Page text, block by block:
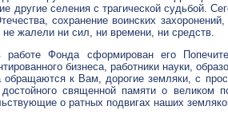
другие селения с трагической судьбой.
сохранение воинских
жалели ни сил, ни времени, ни средств.
Фонда сформирован его
бизнеса, работники науки,
обращаются к Вам, дорогие земляки, с
священной памяти о великом
о ратных подвигах наших